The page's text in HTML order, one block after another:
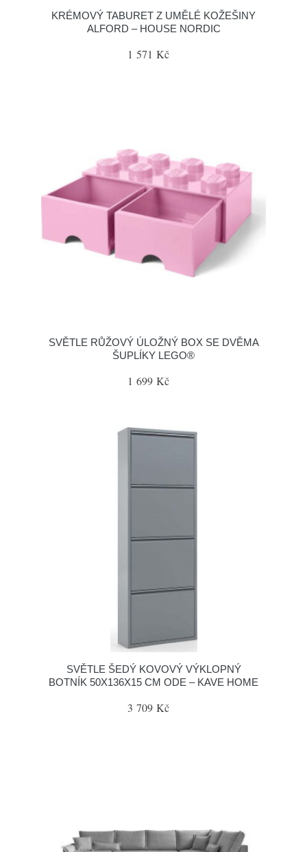
KRÉMOVÝ TABURET Z UMĚLÉ KOŽEŠINY
ALFORD – HOUSE NORDIC
1 571 Kč
SVĚTLE RŮŽOVÝ ÚLOŽNÝ BOX SE DVĚMA
ŠUPLÍKY LEGO®
1 699 Kč
SVĚTLE ŠEDÝ KOVOVÝ VÝKLOPNÝ
BOTNÍK 50X136X15 CM ODE – KAVE HOME
3 709 Kč